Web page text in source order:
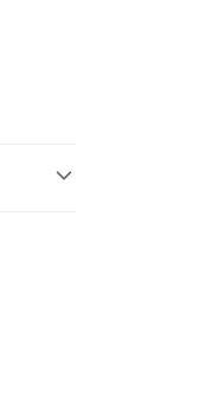
，請聯
有關於
先享後
完成之